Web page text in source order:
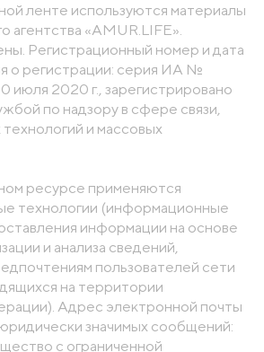
ленте используются материалы
агентства «AMUR.LIFE».
Регистрационный номер и дата
о регистрации: серия ИА №
2020 г., зарегистрировано
по надзору в сфере связи,
и массовых
ресурсе применяются
технологии (информационные
информации на основе
и анализа сведений,
пользователей сети
на территории
Адрес электронной почты
значимых сообщений:
с ограниченной